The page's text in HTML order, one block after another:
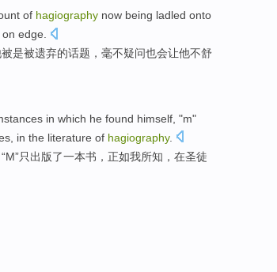
of hagiography now being ladled onto
on edge.
被是被遗弃的话题，毫不疑问也会让他不舒
in which he found himself , "m"
in the literature of hagiography.
M”只 出版了一本书 ， 正如我所知 ， 在圣徒